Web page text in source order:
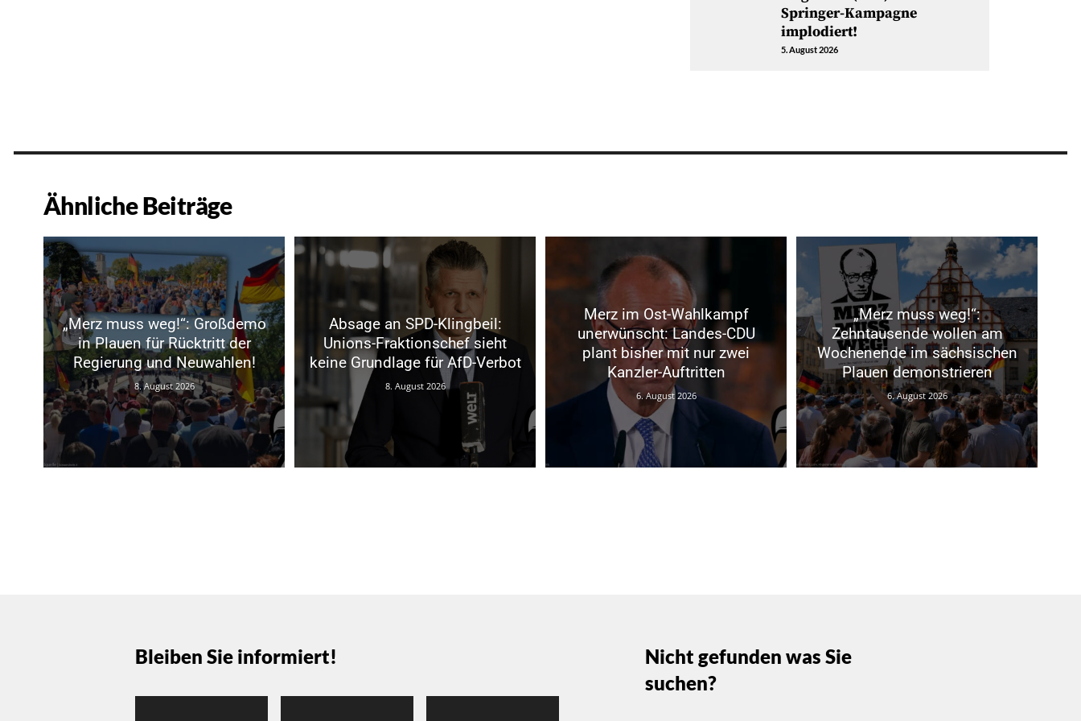
Springer-Kampagne
implodiert!
5. August 2026
Ähnliche Beiträge
„Merz muss weg!“: Großdemo
in Plauen für Rücktritt der
Regierung und Neuwahlen!
8. August 2026
Absage an SPD-Klingbeil:
Unions-Fraktionschef sieht
keine Grundlage für AfD-Verbot
8. August 2026
Merz im Ost-Wahlkampf
unerwünscht: Landes-CDU
plant bisher mit nur zwei
Kanzler-Auftritten
6. August 2026
„Merz muss weg!“:
Zehntausende wollen am
Wochenende im sächsischen
Plauen demonstrieren
6. August 2026
Bleiben Sie informiert!
Nicht gefunden was Sie
suchen?